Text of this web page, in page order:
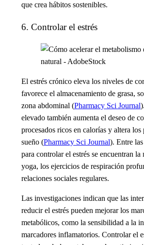
que crea hábitos sostenibles.
6. Controlar el estrés
El estrés crónico eleva los niveles de
favorece el almacenamiento de grasa,
zona abdominal (Pharmacy Sci Journal
elevado también aumenta el deseo de
procesados ricos en calorías y altera los
sueño (Pharmacy Sci Journal). Entre
para controlar el estrés se encuentran la
yoga, los ejercicios de respiración
relaciones sociales regulares.
Las investigaciones indican que las
reducir el estrés pueden mejorar los
metabólicos, como la sensibilidad a la
marcadores inflamatorios. Controlar el